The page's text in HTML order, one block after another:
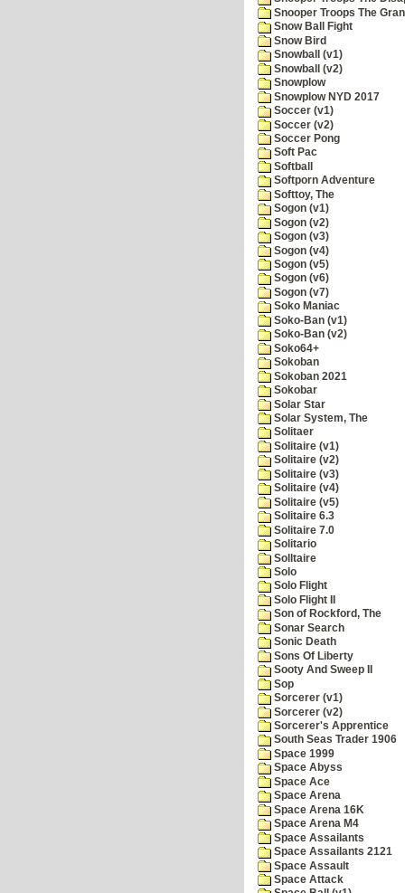
Snooper Troops The
Snow Ball Fight
Snow Bird
Snowball (v1)
Snowball (v2)
Snowplow
Snowplow NYD 2017
Soccer (v1)
Soccer (v2)
Soccer Pong
Soft Pac
Softball
Softporn Adventure
Softtoy, The
Sogon (v1)
Sogon (v2)
Sogon (v3)
Sogon (v4)
Sogon (v5)
Sogon (v6)
Sogon (v7)
Soko Maniac
Soko-Ban (v1)
Soko-Ban (v2)
Soko64+
Sokoban
Sokoban 2021
Sokobar
Solar Star
Solar System, The
Solitaer
Solitaire (v1)
Solitaire (v2)
Solitaire (v3)
Solitaire (v4)
Solitaire (v5)
Solitaire 6.3
Solitaire 7.0
Solitario
Solltaire
Solo
Solo Flight
Solo Flight II
Son of Rockford, The
Sonar Search
Sonic Death
Sons Of Liberty
Sooty And Sweep II
Sop
Sorcerer (v1)
Sorcerer (v2)
Sorcerer's Apprentice
South Seas Trader 1906
Space 1999
Space Abyss
Space Ace
Space Arena
Space Arena 16K
Space Arena M4
Space Assailants
Space Assailants 2121
Space Assault
Space Attack